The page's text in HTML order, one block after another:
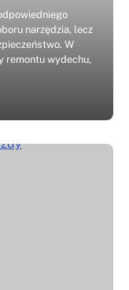
narzędzia, lecz
W
remontu wydechu,